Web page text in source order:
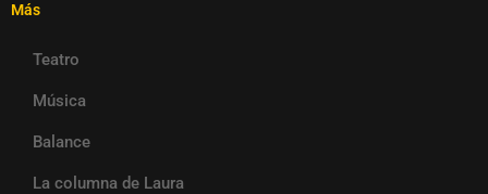
Más
Teatro
Música
Balance
La columna de Laura